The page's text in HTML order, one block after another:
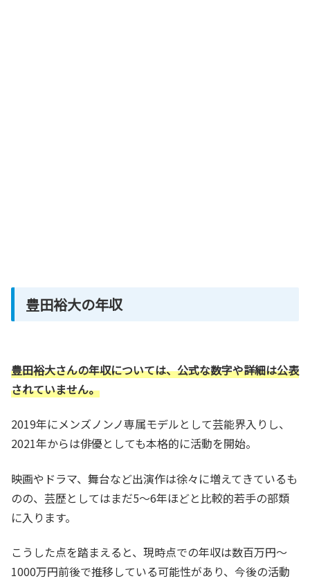
豊田裕大の年収
豊田裕大さんの年収については、公式な数字や詳細は公表
されていません。
2019年にメンズノンノ専属モデルとして芸能界入りし、
2021年からは俳優としても本格的に活動を開始。
映画やドラマ、舞台など出演作は徐々に増えてきているも
のの、芸歴としてはまだ5〜6年ほどと比較的若手の部類
に入ります。
こうした点を踏まえると、現時点での年収は数百万円〜
1000万円前後で推移している可能性があり、今後の活動